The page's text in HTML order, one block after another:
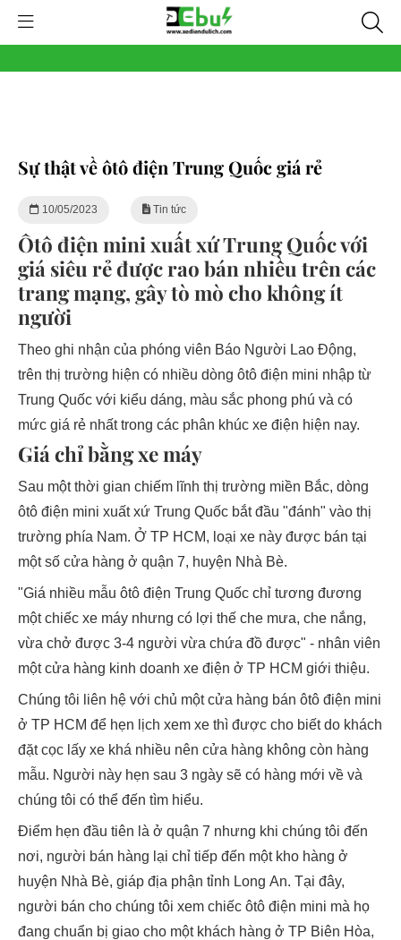
Sự thật về ôtô điện Trung Quốc giá rẻ
10/05/2023 Tin tức
Ôtô điện mini xuất xứ Trung Quốc với
giá siêu rẻ được rao bán nhiều trên các
trang mạng, gây tò mò cho không ít
người
Theo ghi nhận của phóng viên Báo Người Lao Động,
trên thị trường hiện có nhiều dòng ôtô điện mini nhập từ
Trung Quốc với kiểu dáng, màu sắc phong phú và có
mức giá rẻ nhất trong các phân khúc xe điện hiện nay.
Giá chỉ bằng xe máy
Sau một thời gian chiếm lĩnh thị trường miền Bắc, dòng
ôtô điện mini xuất xứ Trung Quốc bắt đầu "đánh" vào thị
trường phía Nam. Ở TP HCM, loại xe này được bán tại
một số cửa hàng ở quận 7, huyện Nhà Bè.
"Giá nhiều mẫu ôtô điện Trung Quốc chỉ tương đương
một chiếc xe máy nhưng có lợi thế che mưa, che nắng,
vừa chở được 3-4 người vừa chứa đồ được" - nhân viên
một cửa hàng kinh doanh xe điện ở TP HCM giới thiệu.
Chúng tôi liên hệ với chủ một cửa hàng bán ôtô điện mini
ở TP HCM để hẹn lịch xem xe thì được cho biết do khách
đặt cọc lấy xe khá nhiều nên cửa hàng không còn hàng
mẫu. Người này hẹn sau 3 ngày sẽ có hàng mới về và
chúng tôi có thể đến tìm hiểu.
Điểm hẹn đầu tiên là ở quận 7 nhưng khi chúng tôi đến
nơi, người bán hàng lại chỉ tiếp đến một kho hàng ở
huyện Nhà Bè, giáp địa phận tỉnh Long An. Tại đây,
người bán cho chúng tôi xem chiếc ôtô điện mini mà họ
đang chuẩn bị giao cho một khách hàng ở TP Biên Hòa,